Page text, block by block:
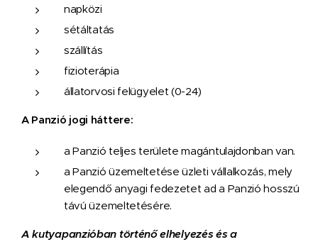
napközi
sétáltatás
szállítás
fizioterápia
állatorvosi felügyelet (0-24)
A Panzió jogi háttere:
a Panzió teljes területe magántulajdonban van.
a Panzió üzemeltetése üzleti vállalkozás, mely
elegendő anyagi fedezetet ad a Panzió hosszú
távú üzemeltetésére.
A kutyapanzióban történő elhelyezés és a